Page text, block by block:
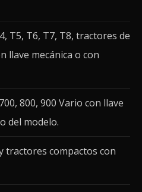
T5, T6, T7, T8, tractores de
llave mecánica o con
800, 900 Vario con llave
del modelo.
tractores compactos con